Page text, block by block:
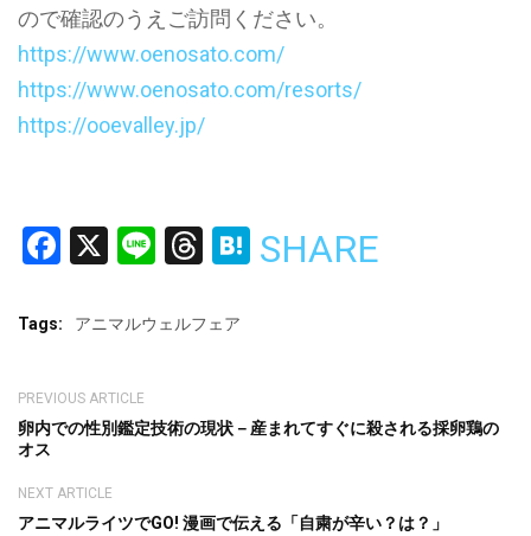
ので確認のうえご訪問ください。
https://www.oenosato.com/
https://www.oenosato.com/resorts/
https://ooevalley.jp/
Facebook
X LineThreads
Hatena
SHARE
Tags: アニマルウェルフェア
PREVIOUS ARTICLE
卵内での性別鑑定技術の現状－産まれてすぐに殺される採卵鶏の
オス
NEXT ARTICLE
アニマルライツでGO! 漫画で伝える「自粛が辛い？は？」